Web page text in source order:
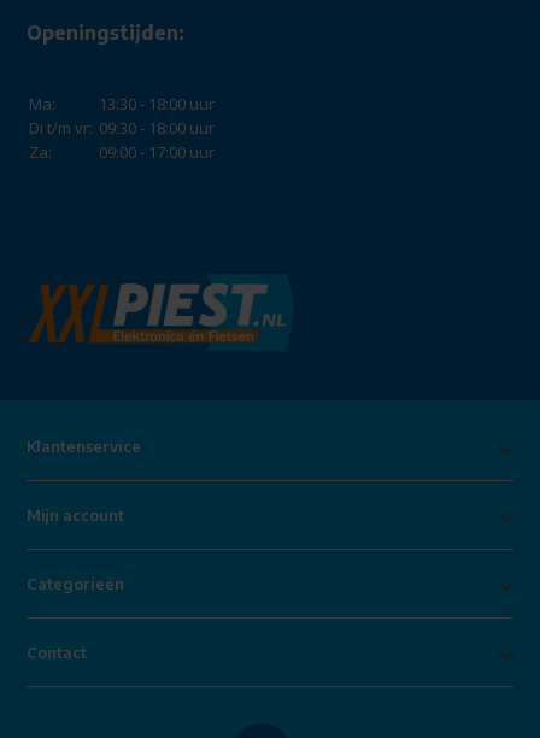
Openingstijden:
Ma:
13:30 - 18:00 uur
Di t/m vr: 09:30 - 18:00 uur
Za:
09:00 - 17:00 uur
Klantenservice
Mijn account
Categorieën
Contact